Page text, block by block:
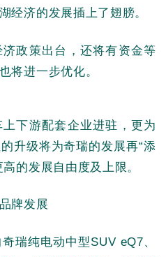
经济的发展插上了翅膀。
政策出台，还将有资金等
将进一步优化。
下游配套企业进驻，更为
升级将为奇瑞的发展再“添
的发展自由度及上限。
牌发展
瑞纯电动中型SUV eQ7、